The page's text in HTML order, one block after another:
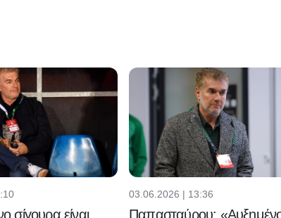
σίγουρα είναι
03.06.2026 | 13:36
Παπασταύρου: